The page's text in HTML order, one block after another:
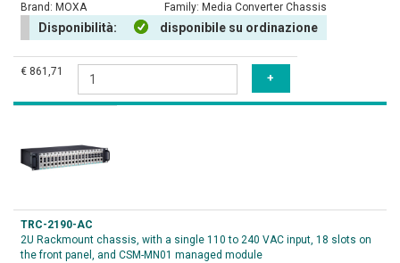
Brand: MOXA Family: Media Converter Chassis
Disponibilità: disponibile su ordinazione
€ 861,71
TRC-2190-AC
2U Rackmount chassis, with a single 110 to 240 VAC input, 18 slots on
the front panel, and CSM-MN01 managed module